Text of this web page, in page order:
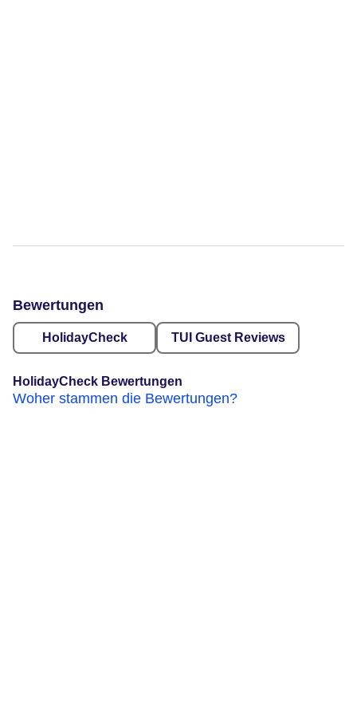
Bewertungen
HolidayCheck TUI Guest Reviews
HolidayCheck Bewertungen
Woher stammen die Bewertungen?